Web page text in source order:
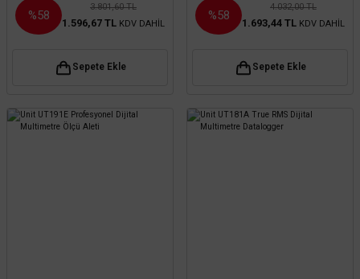
%58
3.801,60 TL
1.596,67 TL KDV DAHİL
Sepete Ekle
%58
4.032,00 TL
1.693,44 TL KDV DAHİL
Sepete Ekle